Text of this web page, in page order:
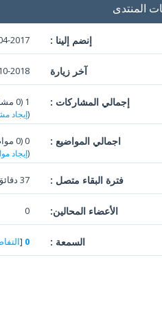
إنضم إلينا : 2017
آخر زيارة 10:26 PM
إجمالي المشاركات : 1 (0 مشاركات في اليوم الواحد | 0.18 في المئة من إجمالي المشاركات)
(إيجاد
اجمالي المواضيع : 0 (0 مواضيع في اليوم | 0 في المئه من اجمالي المواضيع)
(إيجاد
فترة البقاء متصل : 37 دقائق, 44 ثواني
الأعضاء المحالين: 0
السمعة : 0
[